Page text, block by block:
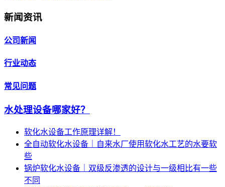
新闻资讯
公司新闻
行业动态
常见问题
水处理设备哪家好？
软化水设备工作原理详解！
全自动软化水设备｜自来水厂使用软化水工艺的水要软
些
锅炉软化水设备｜双级反渗透的设计与一级相比有一些
不同